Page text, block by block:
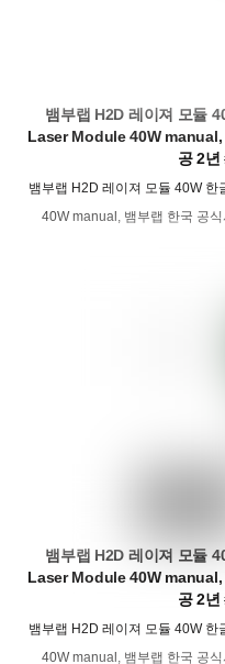
뱀부랩 H2D 레이져 모듈
Laser Module 40W manual,
공 2년
뱀부랩 H2D 레이져 모듈 40W
40W manual, 뱀부랩 한국 공
뱀부랩 H2D 레이져 모듈
Laser Module 40W manual,
공 2년
뱀부랩 H2D 레이져 모듈 40W
40W manual, 뱀부랩 한국 공